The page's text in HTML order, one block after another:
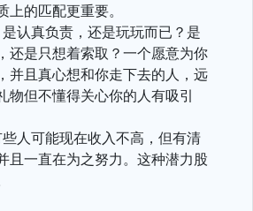
的匹配更重要。
认真负责，还是玩玩而已？是
还是只想着索取？一个愿意为你
并且真心想和你走下去的人，远
物但不懂得关心你的人有吸引
人可能现在收入不高，但有清
且一直在为之努力。这种潜力股